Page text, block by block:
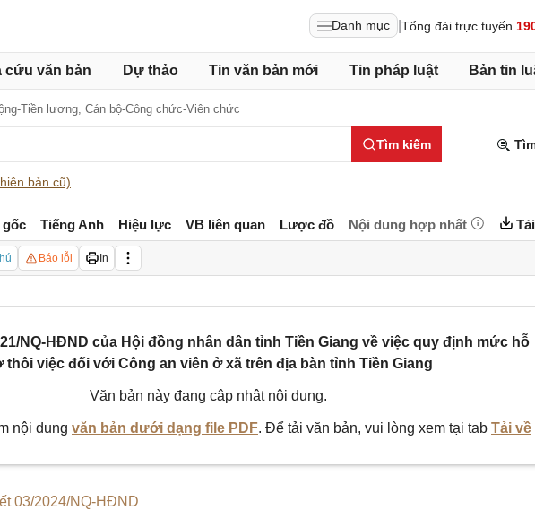
Danh mục Tổng đài trực tuyến
cứu văn bản Dự thảo Tin văn bản mới Tin pháp luật Bản tin
Tiền lương, Cán bộ-Công chức-Viên chức
Tìm kiếm
bản cũ)
gốc Tiếng Anh Hiệu lực VB liên quan Lược đồ Nội dung hợp nhất
Báo lỗi In
NQ-HĐND của Hội đồng nhân dân tỉnh Tiền Giang về việc quy định mức hỗ
thôi việc đối với Công an viên ở xã trên địa bàn tỉnh Tiền Giang
Văn bản này đang cập nhật nội dung.
nội dung văn bản dưới dạng file PDF. Để tải văn bản, vui lòng xem tại tab Tải về
03/2024/NQ-HĐND